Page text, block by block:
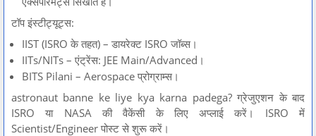
टॉप इंस्टीट्यूट्स:
IIST (ISRO के तहत) – डायरेक्ट ISRO जॉब्स।
IITs/NITs – एंट्रेंस: JEE Main/Advanced।
BITS Pilani – Aerospace प्रोग्राम्स।
astronaut banne ke liye kya karna padega? ग्रेजुएशन के बाद
ISRO या NASA की वैकेंसी के लिए अप्लाई करें। ISRO में
Scientist/Engineer पोस्ट से शुरू करें।